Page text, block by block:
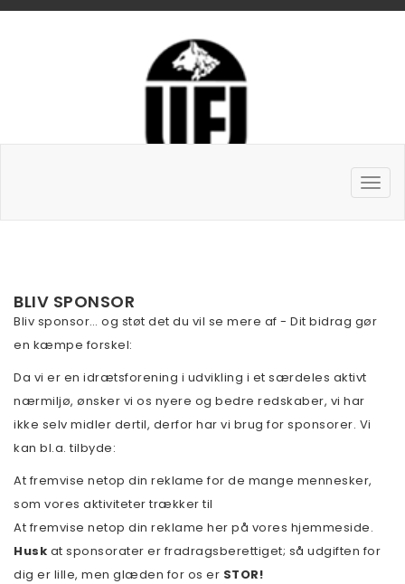
BLIV SPONSOR
Bliv sponsor… og støt det du vil se mere af - Dit bidrag gør
en kæmpe forskel:
Da vi er en idrætsforening i udvikling i et særdeles aktivt
nærmiljø, ønsker vi os nyere og bedre redskaber, vi har
ikke selv midler dertil, derfor har vi brug for sponsorer. Vi
kan bl.a. tilbyde:
At fremvise netop din reklame for de mange mennesker,
som vores aktiviteter trækker til
At fremvise netop din reklame her på vores hjemmeside.
Husk at sponsorater er fradragsberettiget; så udgiften for
dig er lille, men glæden for os er STOR!